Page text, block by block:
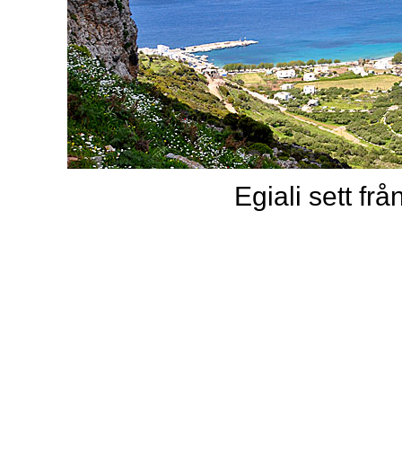
Egiali sett